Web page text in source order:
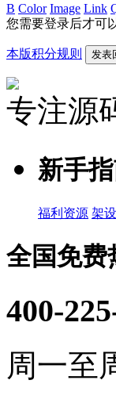
B Color Image Link
您需要登录后才可
本版积分规则 发表
专注源
新手
福利资源 架
全国免费
400-
周一至